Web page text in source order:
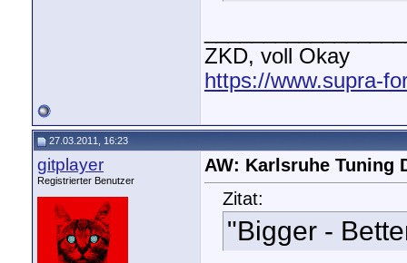
ZKD, voll Okay
https://www.supra-
27.03.2011, 16:23
gitplayer
Registrierter Benutzer
AW: Karlsruhe Tuning
Zitat:
"Bigger -